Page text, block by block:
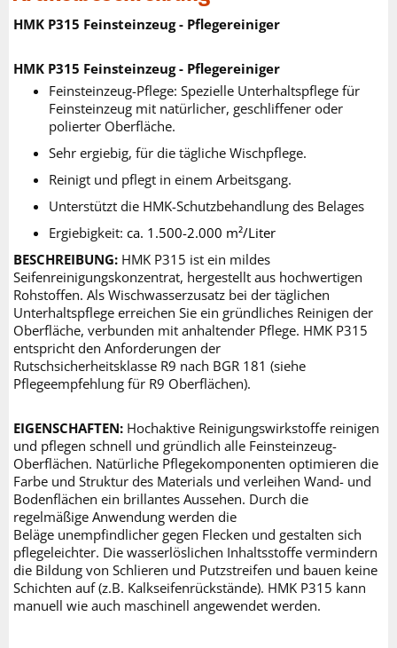
HMK P315 Feinsteinzeug - Pflegereiniger
HMK P315 Feinsteinzeug - Pflegereiniger
Feinsteinzeug-Pflege: Spezielle Unterhaltspflege für
Feinsteinzeug mit natürlicher, geschliffener oder
polierter Oberfläche.
Sehr ergiebig, für die tägliche Wischpflege.
Reinigt und pflegt in einem Arbeitsgang.
Unterstützt die HMK-Schutzbehandlung des Belages
Ergiebigkeit: ca. 1.500-2.000 m²/Liter
BESCHREIBUNG: HMK P315 ist ein mildes
Seifenreinigungskonzentrat, hergestellt aus hochwertigen
Rohstoffen. Als Wischwasserzusatz bei der täglichen
Unterhaltspflege erreichen Sie ein gründliches Reinigen der
Oberfläche, verbunden mit anhaltender Pflege. HMK P315
entspricht den Anforderungen der
Rutschsicherheitsklasse R9 nach BGR 181 (siehe
Pflegeempfehlung für R9 Oberflächen).
EIGENSCHAFTEN: Hochaktive Reinigungswirkstoffe reinigen
und pflegen schnell und gründlich alle Feinsteinzeug-
Oberflächen. Natürliche Pflegekomponenten optimieren die
Farbe und Struktur des Materials und verleihen Wand- und
Bodenflächen ein brillantes Aussehen. Durch die
regelmäßige Anwendung werden die
Beläge unempfindlicher gegen Flecken und gestalten sich
pflegeleichter. Die wasserlöslichen Inhaltsstoffe vermindern
die Bildung von Schlieren und Putzstreifen und bauen keine
Schichten auf (z.B. Kalkseifenrückstände). HMK P315 kann
manuell wie auch maschinell angewendet werden.